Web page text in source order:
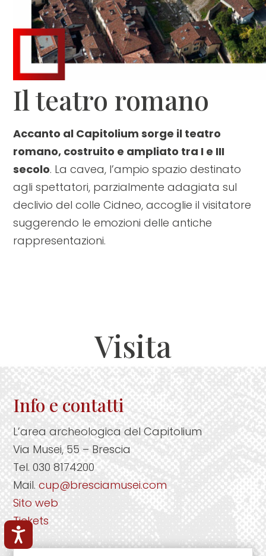
Il teatro romano
Accanto al Capitolium sorge il teatro
romano, costruito e ampliato tra I e III
secolo. La cavea, l’ampio spazio destinato
agli spettatori, parzialmente adagiata sul
declivio del colle Cidneo, accoglie il visitatore
suggerendo le emozioni delle antiche
rappresentazioni.
Visita
Info e contatti
L’area archeologica del Capitolium
Via Musei, 55 – Brescia
Tel. 030 8174200
Mail.cup@bresciamusei.com
Sito web
Tickets